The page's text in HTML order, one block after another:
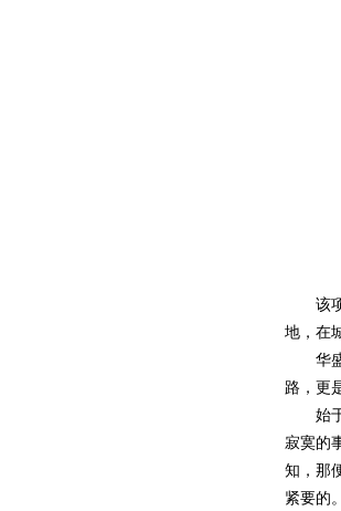
该
地，在
华
路，更
始
寂寞的
知，那
紧要的